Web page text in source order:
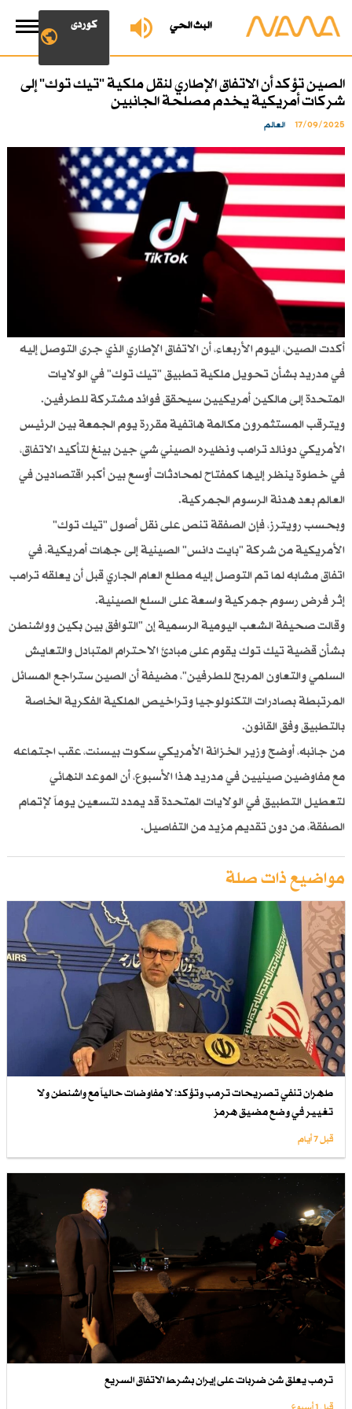
البث الحي کوردی
الصين تؤكد أن الاتفاق الإطاري لنقل ملكية "تيك توك" إلى
شركات أمريكية يخدم مصلحة الجانبين
17/09/2025 العالم
أكدت الصين، اليوم الأربعاء، أن الاتفاق الإطاري الذي جرى التوصل إليه
في مدريد بشأن تحويل ملكية تطبيق "تيك توك" في الولايات
المتحدة إلى مالكين أمريكيين سيحقق فوائد مشتركة للطرفين.
ويترقب المستثمرون مكالمة هاتفية مقررة يوم الجمعة بين الرئيس
الأمريكي دونالد ترامب ونظيره الصيني شي جين بينغ لتأكيد الاتفاق،
في خطوة ينظر إليها كمفتاح لمحادثات أوسع بين أكبر اقتصادين في
العالم بعد هدنة الرسوم الجمركية.
وبحسب رويترز، فإن الصفقة تنص على نقل أصول "تيك توك"
الأمريكية من شركة "بايت دانس" الصينية إلى جهات أمريكية، في
اتفاق مشابه لما تم التوصل إليه مطلع العام الجاري قبل أن يعلقه ترامب
إثر فرض رسوم جمركية واسعة على السلع الصينية.
وقالت صحيفة الشعب اليومية الرسمية إن "التوافق بين بكين وواشنطن
بشأن قضية تيك توك يقوم على مبادئ الاحترام المتبادل والتعايش
السلمي والتعاون المربح للطرفين"، مضيفة أن الصين ستراجع المسائل
المرتبطة بصادرات التكنولوجيا وتراخيص الملكية الفكرية الخاصة
بالتطبيق وفق القانون.
من جانبه، أوضح وزير الخزانة الأمريكي سكوت بيسنت، عقب اجتماعه
مع مفاوضين صينيين في مدريد هذا الأسبوع، أن الموعد النهائي
لتعطيل التطبيق في الولايات المتحدة قد يمدد لتسعين يوماً لإتمام
الصفقة، من دون تقديم مزيد من التفاصيل.
مواضيع ذات صلة
طهران تنفي تصريحات ترمب وتؤكد: لا مفاوضات حالياً مع واشنطن ولا
تغيير في وضع مضيق هرمز
قبل 7 أيام
ترمب يعلق شن ضربات على إيران بشرط الاتفاق السريع